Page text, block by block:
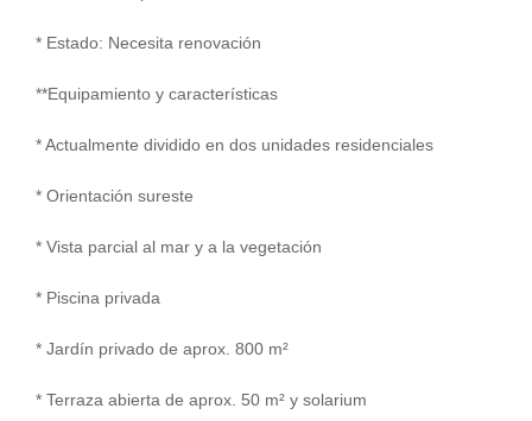
* Estado: Necesita renovación
**Equipamiento y características
* Actualmente dividido en dos unidades residenciales
* Orientación sureste
* Vista parcial al mar y a la vegetación
* Piscina privada
* Jardín privado de aprox. 800 m²
* Terraza abierta de aprox. 50 m² y solarium